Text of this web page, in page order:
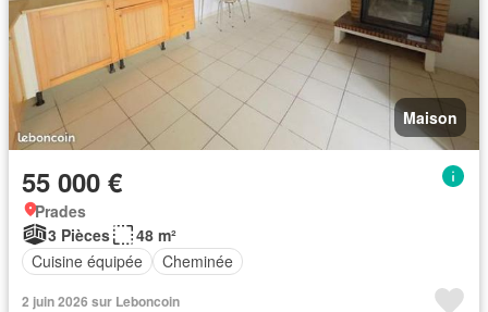
Maison
55 000 €
Prades
3 Pièces
48 m²
Cuisine équipée
Cheminée
2 juin 2026 sur Leboncoin